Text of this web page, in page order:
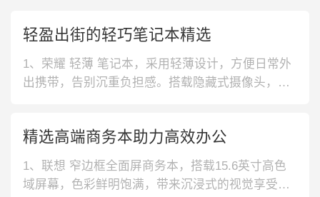
轻盈出街的轻巧笔记本精选
1、荣耀 轻薄 笔记本，采用轻薄设计，方便日常外
出携带，告别沉重负担感。搭载隐藏式摄像头，轻
面，捕捉每一帧的细节。内置35WHr电池，办公更
轻松，不被电量所束缚。3、荣耀 AMD处理器 笔记
本，采用16.1英寸
精选高端商务本助力高效办公
1、联想 窄边框全面屏商务本，搭载15.6英寸高色
域屏幕，色彩鲜明饱满，带来沉浸式的视觉享受。